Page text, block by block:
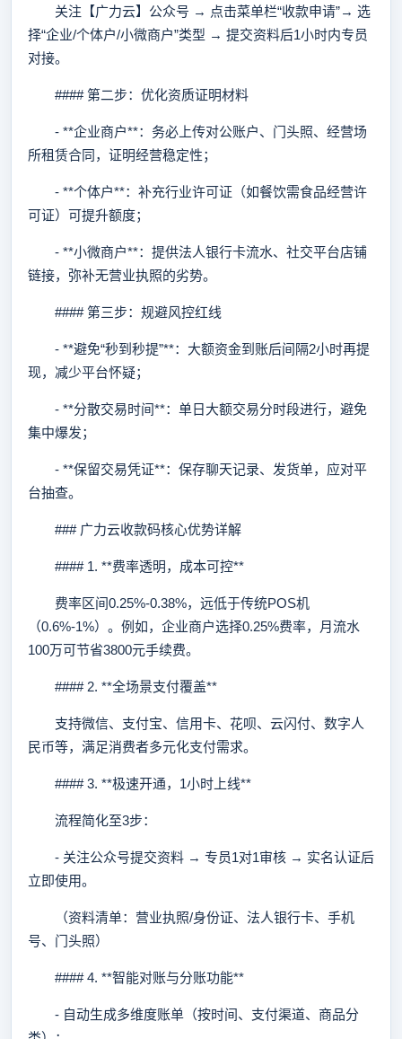
关注【广力云】公众号 → 点击菜单栏“收款申请”→ 选
择“企业/个体户/小微商户”类型 → 提交资料后1小时内专员
对接。
#### 第二步：优化资质证明材料
- **企业商户**：务必上传对公账户、门头照、经营场
所租赁合同，证明经营稳定性；
- **个体户**：补充行业许可证（如餐饮需食品经营许
可证）可提升额度；
- **小微商户**：提供法人银行卡流水、社交平台店铺
链接，弥补无营业执照的劣势。
#### 第三步：规避风控红线
- **避免“秒到秒提”**：大额资金到账后间隔2小时再提
现，减少平台怀疑；
- **分散交易时间**：单日大额交易分时段进行，避免
集中爆发；
- **保留交易凭证**：保存聊天记录、发货单，应对平
台抽查。
### 广力云收款码核心优势详解
#### 1. **费率透明，成本可控**
费率区间0.25%-0.38%，远低于传统POS机
（0.6%-1%）。例如，企业商户选择0.25%费率，月流水
100万可节省3800元手续费。
#### 2. **全场景支付覆盖**
支持微信、支付宝、信用卡、花呗、云闪付、数字人
民币等，满足消费者多元化支付需求。
#### 3. **极速开通，1小时上线**
流程简化至3步：
- 关注公众号提交资料 → 专员1对1审核 → 实名认证后
立即使用。
（资料清单：营业执照/身份证、法人银行卡、手机
号、门头照）
#### 4. **智能对账与分账功能**
- 自动生成多维度账单（按时间、支付渠道、商品分